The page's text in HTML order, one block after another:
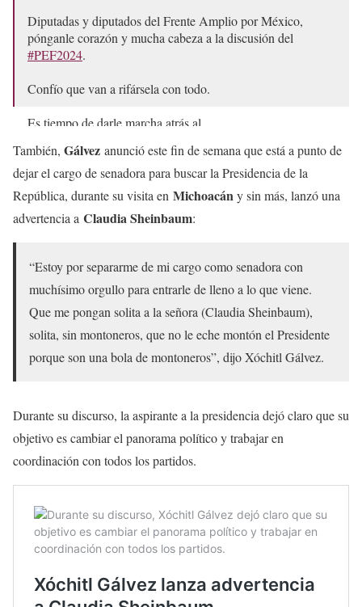
Diputadas y diputados del Frente Amplio por México,
pónganle corazón y mucha cabeza a la discusión del
#PEF2024.
Confío que van a rifársela con todo.
Es tiempo de darle marcha atrás al
@GPPRIDiputados@GPPRDmx
— Xóchitl Gálvez Ruiz (@XochitlGalvez)
2023
También, Gálvez anunció este fin de semana que está a punto de
dejar el cargo de senadora para buscar la Presidencia de la
República, durante su visita en Michoacány sin más, lanzó una
advertencia a Claudia Sheinbaum:
“Estoy por separarme de mi cargo como senadora con
muchísimo orgullo para entrarle de lleno a lo que viene.
Que me pongan solita a la señora (Claudia Sheinbaum),
solita, sin montoneros, que no le eche montón el Presidente
porque son una bola de montoneros”, dijo Xóchitl Gálvez.
Durante su discurso, la aspirante a la presidencia dejó claro que su
objetivo es cambiar el panorama político y trabajar en
coordinación con todos los partidos.